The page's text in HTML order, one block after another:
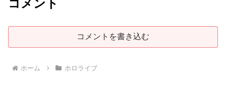
コメント
コメントを書き込む
ホーム ホロライブ